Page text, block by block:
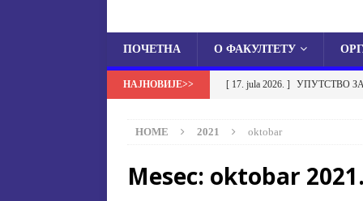
МЕДИЦИНСКИ
МЕДИЦИНСКИ ФАКУЛТЕТ
ПОЧЕТНА О ФАКУЛТЕТУ
[ 17. jula 2026. ] УПУТСТВО
ОБАВЈЕШТЕЊА
HOME 2021 oktobar
Mesec: oktobar 2021.